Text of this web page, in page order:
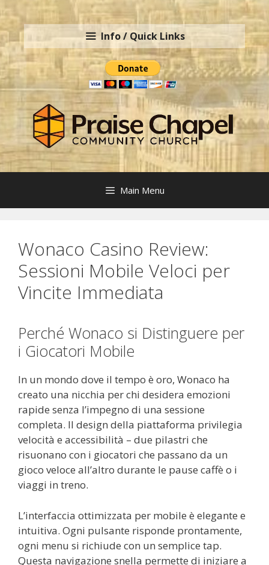
Skip
to
content
Info / Quick Links
Main Menu
Wonaco Casino Review:
Sessioni Mobile Veloci per
Vincite Immediata
Perché Wonaco si Distinguere per
i Giocatori Mobile
In un mondo dove il tempo è oro, Wonaco ha
creato una nicchia per chi desidera emozioni
rapide senza l’impegno di una sessione
completa. Il design della piattaforma privilegia
velocità e accessibilità – due pilastri che
risuonano con i giocatori che passano da un
gioco veloce all’altro durante le pause caffè o i
viaggi in treno.
L’interfaccia ottimizzata per mobile è elegante e
intuitiva. Ogni pulsante risponde prontamente,
ogni menu si richiude con un semplice tap.
Questa navigazione snella permette di iniziare a